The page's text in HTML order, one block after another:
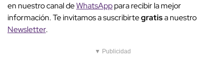
en nuestro canal deWhatsApppara recibir la mejor
información. Te invitamos a suscribirtegratisa nuestro
Newsletter.
▼ Publicidad